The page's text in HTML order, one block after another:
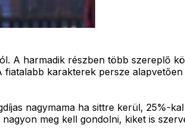
A harmadik részben több szereplő
karakterek persze
nagymama ha sittre kerül, 25%-
meg kell gondolni, kiket is